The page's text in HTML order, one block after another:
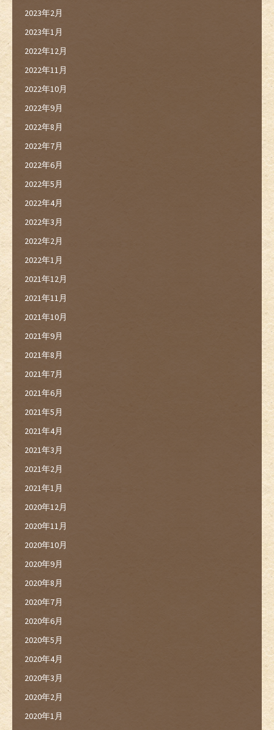
2023年2月
2023年1月
2022年12月
2022年11月
2022年10月
2022年9月
2022年8月
2022年7月
2022年6月
2022年5月
2022年4月
2022年3月
2022年2月
2022年1月
2021年12月
2021年11月
2021年10月
2021年9月
2021年8月
2021年7月
2021年6月
2021年5月
2021年4月
2021年3月
2021年2月
2021年1月
2020年12月
2020年11月
2020年10月
2020年9月
2020年8月
2020年7月
2020年6月
2020年5月
2020年4月
2020年3月
2020年2月
2020年1月